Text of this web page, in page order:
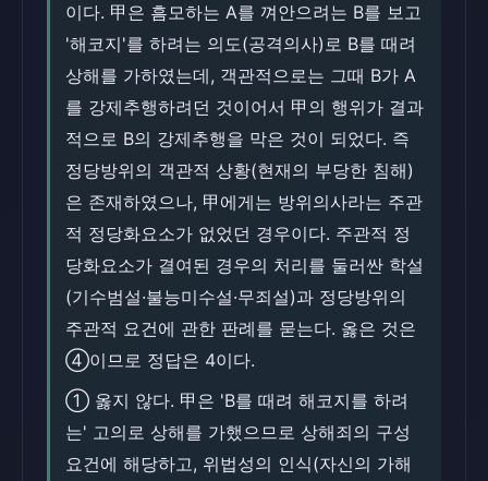
이다. 甲은 흠모하는 A를 껴안으려는 B를 보고
'해코지'를 하려는 의도(공격의사)로 B를 때려
상해를 가하였는데, 객관적으로는 그때 B가 A
를 강제추행하려던 것이어서 甲의 행위가 결과
적으로 B의 강제추행을 막은 것이 되었다. 즉
정당방위의 객관적 상황(현재의 부당한 침해)
은 존재하였으나, 甲에게는 방위의사라는 주관
적 정당화요소가 없었던 경우이다. 주관적 정
당화요소가 결여된 경우의 처리를 둘러싼 학설
(기수범설·불능미수설·무죄설)과 정당방위의
주관적 요건에 관한 판례를 묻는다. 옳은 것은
④이므로 정답은 4이다.
① 옳지 않다. 甲은 'B를 때려 해코지를 하려
는' 고의로 상해를 가했으므로 상해죄의 구성
요건에 해당하고, 위법성의 인식(자신의 가해